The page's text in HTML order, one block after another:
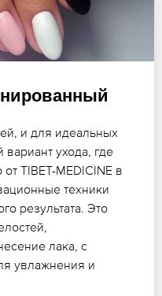
и для идеальных
ухода, где
TIBET-MEDICINE в
техники
результата. Это
лака, с
увлажнения и